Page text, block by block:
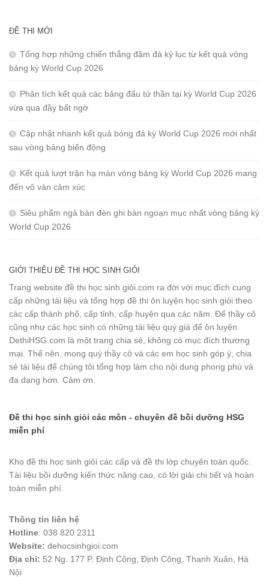
ĐỀ THI MỚI
Tổng hợp những chiến thắng đậm đà kỷ lục từ kết quả vòng
bảng kỳ World Cup 2026
Phân tích kết quả các bảng đấu tử thần tại kỳ World Cup 2026
vừa qua đầy bất ngờ
Cập nhật nhanh kết quả bóng đá kỳ World Cup 2026 mới nhất
sau vòng bảng biến động
Kết quả lượt trận hạ màn vòng bảng kỳ World Cup 2026 mang
đến vô vàn cảm xúc
Siêu phẩm ngả bàn đèn ghi bàn ngoạn mục nhất vòng bảng kỳ
World Cup 2026
GIỚI THIỆU ĐỀ THI HỌC SINH GIỎI
Trang website đề thi học sinh giỏi.com ra đời với mục đích cung
cấp những tài liệu và tổng hợp đề thi ôn luyện học sinh giỏi theo
các cấp thành phố, cấp tỉnh, cấp huyện qua các năm. Để thầy cô
cũng như các học sinh có những tài liệu quý giá để ôn luyện.
DethiHSG.com là một trang chia sẻ, không có mục đích thương
mại. Thế nên, mong quý thầy cô và các em học sinh góp ý, chia
sẻ tài liệu để chúng tôi tổng hợp làm cho nội dung phong phú và
đa dạng hơn. Cảm ơn.
Đề thi học sinh giỏi các môn - chuyên đề bồi dưỡng HSG
miễn phí
Kho đề thi học sinh giỏi các cấp và đề thi lớp chuyên toàn quốc.
Tài liệu bồi dưỡng kiến thức nâng cao, có lời giải chi tiết và hoàn
toàn miễn phí.
Thông tin liên hệ
Hotline: 038 820 2311
Website: dehocsinhgioi.com
Địa chỉ: 52 Ng. 177 P. Định Công, Định Công, Thanh Xuân, Hà
Nội